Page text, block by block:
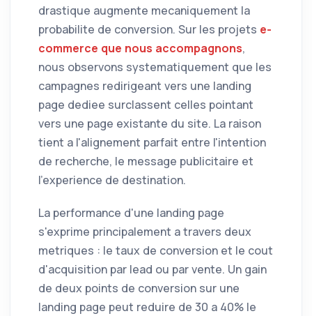
drastique augmente mecaniquement la
probabilite de conversion. Sur les projets e-
commerce que nous accompagnons,
nous observons systematiquement que les
campagnes redirigeant vers une landing
page dediee surclassent celles pointant
vers une page existante du site. La raison
tient a l'alignement parfait entre l'intention
de recherche, le message publicitaire et
l'experience de destination.
La performance d'une landing page
s'exprime principalement a travers deux
metriques : le taux de conversion et le cout
d'acquisition par lead ou par vente. Un gain
de deux points de conversion sur une
landing page peut reduire de 30 a 40% le